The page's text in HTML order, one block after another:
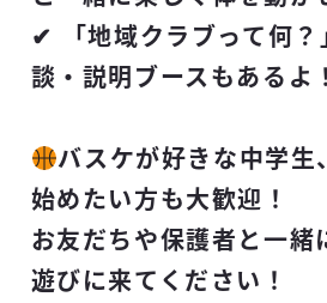
✔ 「地域クラブって何？
談・説明ブースもあるよ！
バスケが好きな中学生
始めたい方も大歓迎！
お友だちや保護者と一緒
遊びに来てください！